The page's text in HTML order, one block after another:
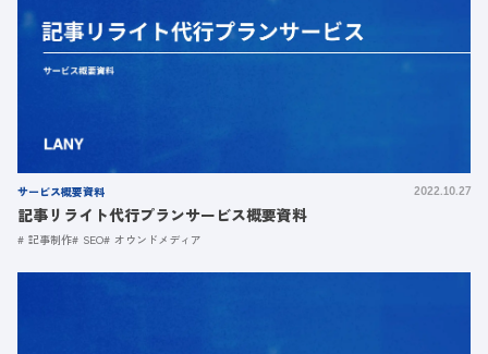
サービス概要資料 2022.10.27
記事リライト代行プランサービス概要資料
記事制作 SEO オウンドメディア